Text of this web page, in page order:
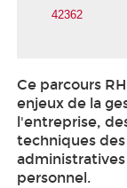
42362
Ce parcours
enjeux de la
l'entreprise,
techniques
administratives
personnel.